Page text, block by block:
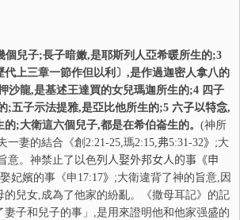
個兒子;長子暗嫩,是耶斯列人亞希暖所生的;3
代上三章一節作但以利〕,是作過迦密人拿八的
沙龍,是基述王達買的女兒瑪迦所生的;4 四子
;五子示法提雅,是亞比他所生的;5 六子以特念,
;大衛這六個兒子,都是在希伯崙生的。 (神所
一妻的結合《創 2:21-25,瑪2:15,弗5:31-32》 ;大
意。神禁止了以色列 人娶外邦女人的事 《申
妃嬪的事《申 17:17》 ;大衛違背了神的旨意,因
的兒女,成為了他家的紛亂。《撒母耳記》的記
妻子和兒子的事」,是用來證明他和他家强盛的